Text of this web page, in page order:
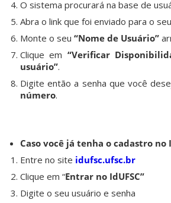
O sistema procurará na base de
Abra o link que foi enviado para o
Monte o seu “Nome de Usuário”
Clique em “Verificar
usuário”.
Digite então a senha que você
número.
Caso você já tenha o cadastro no
Entre no site idufsc.ufsc.br
Clique em “Entrar no IdUFSC”
Digite o seu usuário e senha